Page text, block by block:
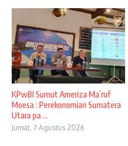
KPwBI Sumut Ameriza Ma’ruf
Moesa : Perekonomian Sumatera
Utara pa ...
Jumat, 7 Agustus 2026